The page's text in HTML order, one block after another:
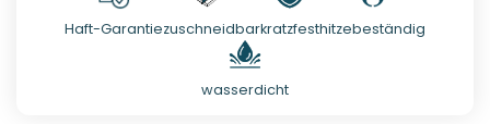
Haft-Garantiezuschneidbarkratzfesthitzebeständig
wasserdicht